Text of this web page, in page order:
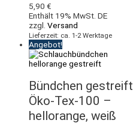
5,90 €
Enthält 19% MwSt. DE
zzgl. Versand
Lieferzeit: ca. 1-2 Werktage
Angebot!
Bündchen gestreift
Öko-Tex-100 –
hellorange, weiß